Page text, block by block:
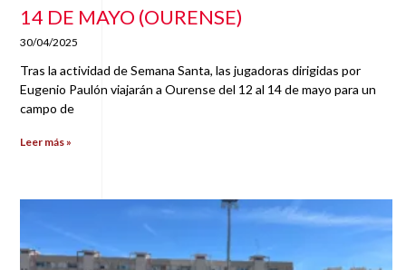
14 DE MAYO (OURENSE)
30/04/2025
Tras la actividad de Semana Santa, las jugadoras dirigidas por
Eugenio Paulón viajarán a Ourense del 12 al 14 de mayo para un
campo de
Leer más »